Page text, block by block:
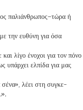
παλιάνθρωπος–τώρα ή
την ευθύνη για όσα
λίγο ένοχοι για τον πόνο
υπάρχει ελπίδα για μας
λέει στη συγκε­